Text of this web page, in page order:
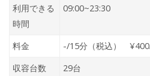
利用できる
時間
09:00~23:30
料金
-/15分（税込） ¥400/
収容台数
29台